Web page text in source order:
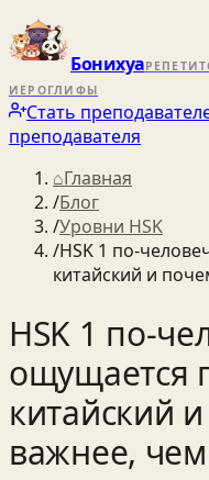
Бонихуа
ИЕРОГЛИФЫ
Стать
преподавателя
⌂Главная
/Блог
/Уровни HSK
/HSK 1
китайский и
HSK 1
ощущается
китайский
важнее, чем